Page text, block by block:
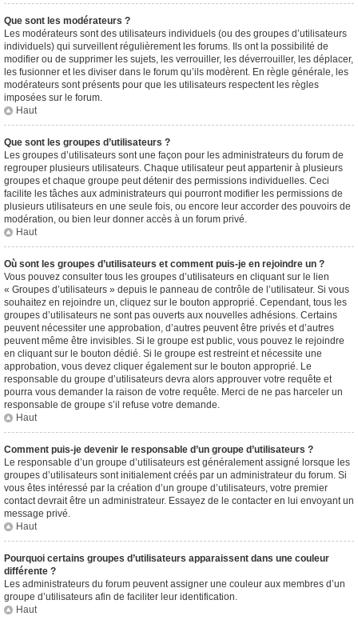
Que sont les modérateurs ?
Les modérateurs sont des utilisateurs individuels (ou des groupes d’utilisateurs
individuels) qui surveillent régulièrement les forums. Ils ont la possibilité de
modifier ou de supprimer les sujets, les verrouiller, les déverrouiller, les déplacer,
les fusionner et les diviser dans le forum qu’ils modèrent. En règle générale, les
modérateurs sont présents pour que les utilisateurs respectent les règles
imposées sur le forum.
Haut
Que sont les groupes d’utilisateurs ?
Les groupes d’utilisateurs sont une façon pour les administrateurs du forum de
regrouper plusieurs utilisateurs. Chaque utilisateur peut appartenir à plusieurs
groupes et chaque groupe peut détenir des permissions individuelles. Ceci
facilite les tâches aux administrateurs qui pourront modifier les permissions de
plusieurs utilisateurs en une seule fois, ou encore leur accorder des pouvoirs de
modération, ou bien leur donner accès à un forum privé.
Haut
Où sont les groupes d’utilisateurs et comment puis-je en rejoindre un ?
Vous pouvez consulter tous les groupes d’utilisateurs en cliquant sur le lien
« Groupes d’utilisateurs » depuis le panneau de contrôle de l’utilisateur. Si vous
souhaitez en rejoindre un, cliquez sur le bouton approprié. Cependant, tous les
groupes d’utilisateurs ne sont pas ouverts aux nouvelles adhésions. Certains
peuvent nécessiter une approbation, d’autres peuvent être privés et d’autres
peuvent même être invisibles. Si le groupe est public, vous pouvez le rejoindre
en cliquant sur le bouton dédié. Si le groupe est restreint et nécessite une
approbation, vous devez cliquer également sur le bouton approprié. Le
responsable du groupe d’utilisateurs devra alors approuver votre requête et
pourra vous demander la raison de votre requête. Merci de ne pas harceler un
responsable de groupe s’il refuse votre demande.
Haut
Comment puis-je devenir le responsable d’un groupe d’utilisateurs ?
Le responsable d’un groupe d’utilisateurs est généralement assigné lorsque les
groupes d’utilisateurs sont initialement créés par un administrateur du forum. Si
vous êtes intéressé par la création d’un groupe d’utilisateurs, votre premier
contact devrait être un administrateur. Essayez de le contacter en lui envoyant un
message privé.
Haut
Pourquoi certains groupes d’utilisateurs apparaissent dans une couleur
différente ?
Les administrateurs du forum peuvent assigner une couleur aux membres d’un
groupe d’utilisateurs afin de faciliter leur identification.
Haut